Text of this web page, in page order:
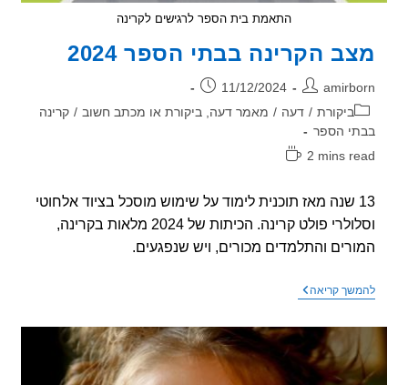
התאמת בית הספר לרגישים לקרינה
הקרינה בבתי הספר 2024
פורסם:
11/12/2024
ביקורת / דעה / מאמר דעה, ביקורת או מכתב חשוב / קרינה
הספר
2 mins
13 שנה מאז תוכנית לימוד על שימוש מוסכל בציוד אלחוטי
וסלולרי פולט קרינה. הכיתות של 2024 מלאות בקרינה,
והתלמדים מכורים, ויש שנפגעים.
קריאהמצב
הספר
2024